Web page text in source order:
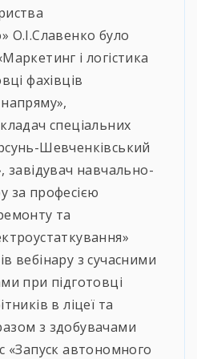
О.І.Славенко було
і логістика
фахівців
спеціальних
Шевченківський
завідувач навчально-
за професією
та
вебінару з сучасними
при підготовці
в ліцеї та
з здобувачами
«Запуск автономного